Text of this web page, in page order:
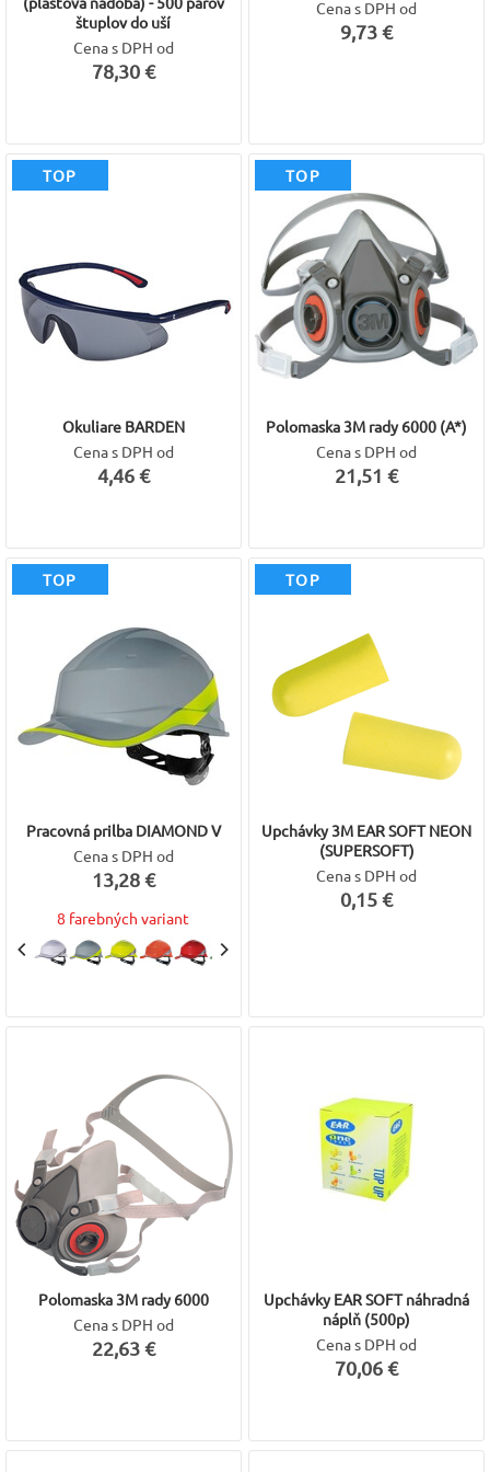
štuplov do uší
Cena s DPH od
78,30 €
Cena s DPH od
9,73 €
TOP
Okuliare BARDEN
Cena s DPH od
4,46 €
TOP
Polomaska 3M rady 6000 (A*)
Cena s DPH od
21,51 €
TOP
Pracovná prilba DIAMOND V
Cena s DPH od
13,28 €
8 farebných variant
TOP
Upchávky 3M EAR SOFT NEON
(SUPERSOFT)
Cena s DPH od
0,15 €
Polomaska 3M rady 6000
Cena s DPH od
22,63 €
Upchávky EAR SOFT náhradná
náplň (500p)
Cena s DPH od
70,06 €